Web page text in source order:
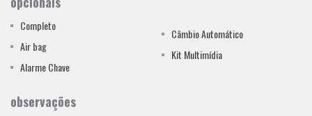
Completo
Air bag
Alarme Chave
Câmbio Automático
Kit Multimídia
observações